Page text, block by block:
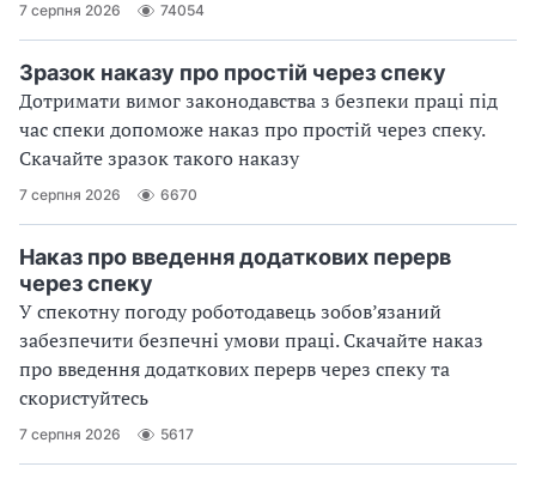
7 серпня 2026 74054
Зразок наказу про простій через спеку
Дотримати вимог законодавства з безпеки праці під
час спеки допоможе наказ про простій через спеку.
Скачайте зразок такого наказу
7 серпня 2026 6670
Наказ про введення додаткових перерв
через спеку
У спекотну погоду роботодавець зобов’язаний
забезпечити безпечні умови праці. Скачайте наказ
про введення додаткових перерв через спеку та
скористуйтесь
7 серпня 2026 5617